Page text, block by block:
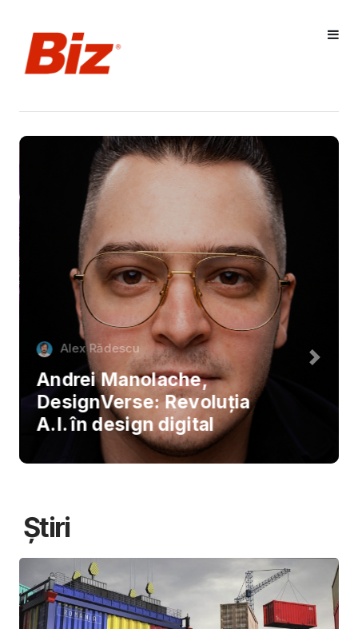
Alex Rădescu
Andrei Manolache,
DesignVerse: Revoluția
A.I. în design digital
Știri